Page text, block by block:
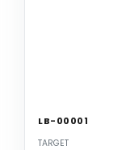
LB-00001
TARGET